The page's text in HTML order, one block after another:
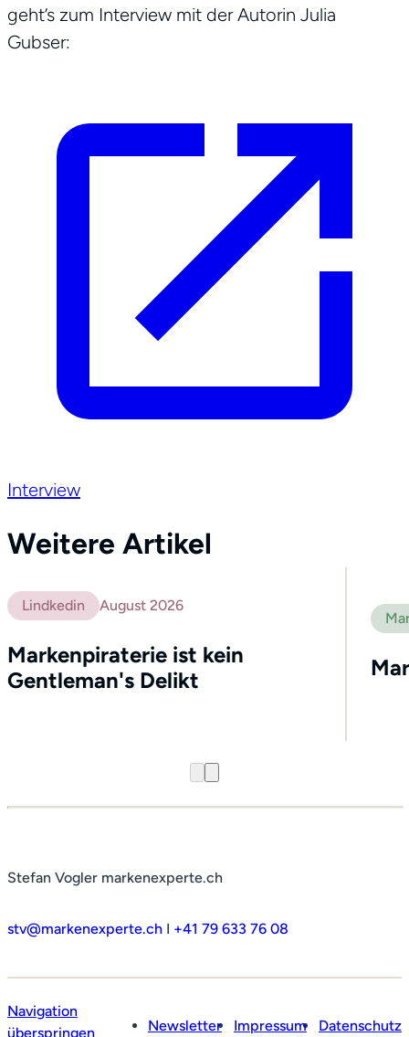
Netzwerk
Referenzen
Medien
Kontakt
geht’s zum Interview mit der Autorin Julia
Gubser:
Interview
Weitere Artikel
Lindkedin August 2026
Markenpiraterie ist kein
Gentleman's Delikt
Stefan Vogler markenexperte.ch
stv@markenexperte.ch I +41 79 633 76 08
Navigation
überspringen
Newsletter Impressum Datenschutz